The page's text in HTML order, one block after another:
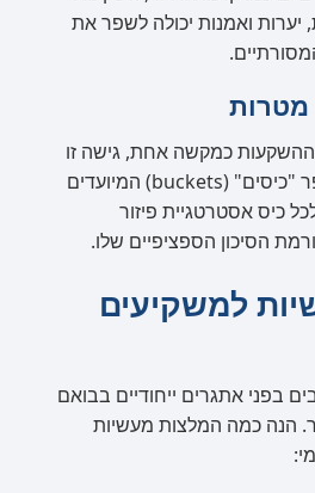
יערות ואמנות יכולה לשפר את
כמקשה אחת, גישה זו
מחלקת את ההון למספר "כיסים" (buckets) המיועדים
כיס אסטרטגיית פיזור
הסיכון הספציפיים שלו.
למשקיעים
בפני אתגרים ייחודיים בבואם
הנה כמה המלצות מעשיות